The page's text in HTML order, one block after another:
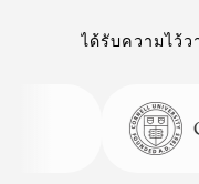
ได้รับความไว้